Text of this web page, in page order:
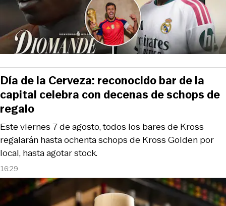
16:29
Este viernes 7 de agosto, todos los bares de Kross
regalarán hasta ochenta schops de Kross Golden por
local, hasta agotar stock.
Día de la Cerveza: reconocido bar de la
capital celebra con decenas de schops de
regalo